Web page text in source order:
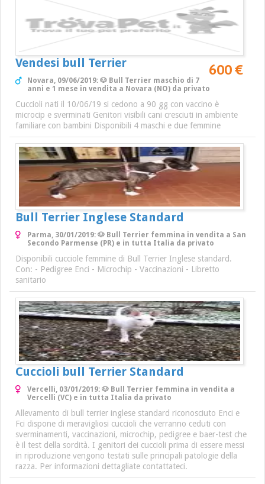
Vendesi bull Terrier 600 €
Novara, 09/06/2019: 🐶 Bull Terrier maschio di 7
anni e 1 mese in vendita a Novara (NO) da privato
Cuccioli nati il 10/06/19 si cedono a 90 gg con vaccino è
microcip e sverminati Genitori visibili cani cresciuti in ambiente
familiare con bambini Disponibili 4 maschi e due femmine
Bull Terrier Inglese Standard
Parma, 30/01/2019: 🐶 Bull Terrier femmina in vendita a San
Secondo Parmense (PR) e in tutta Italia da privato
Disponibili cucciole femmine di Bull Terrier Inglese standard.
Con: - Pedigree Enci - Microchip - Vaccinazioni - Libretto
sanitario
Cuccioli bull Terrier Standard
Vercelli, 03/01/2019: 🐶 Bull Terrier femmina in vendita a
Vercelli (VC) e in tutta Italia da privato
Allevamento di bull terrier inglese standard riconosciuto Enci e
Fci dispone di meravigliosi cuccioli che verranno ceduti con
sverminamenti, vaccinazioni, microchip, pedigree e baer-test che
è il test della sordità. I genitori dei cuccioli prima di essere messi
in riproduzione vengono testati sulle principali patologie della
razza. Per informazioni dettagliate contattateci.